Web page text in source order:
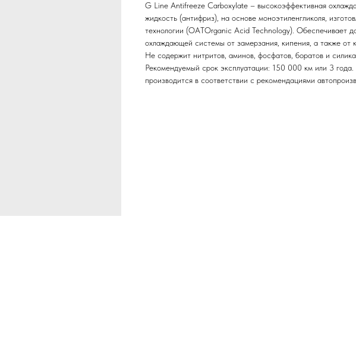
G Line Antifreeze Carboxylate – высокоэффективная
жидкость (антифриз), на основе моноэтиленгликоля,
технологии (OATOrganic Acid Technology). Обеспечивает
охлаждающей системы от замерзания, кипения, а также от
Не содержит нитритов, аминов, фосфатов, боратов и
Рекомендуемый срок эксплуатации: 150 000 км или 3
производится в соответствии с рекомендациями